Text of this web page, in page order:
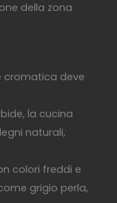
della zona
cromatica deve
la cucina
naturali,
colori freddi e
grigio perla,